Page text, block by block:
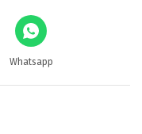
Whatsapp